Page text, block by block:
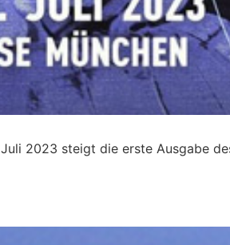
2023 steigt die erste Ausgabe